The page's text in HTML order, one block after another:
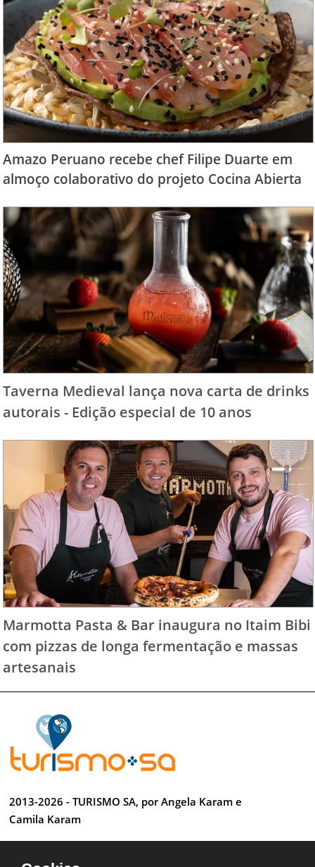
Amazo Peruano recebe chef Filipe Duarte em
almoço colaborativo do projeto Cocina Abierta
Taverna Medieval lança nova carta de drinks
autorais - Edição especial de 10 anos
Marmotta Pasta & Bar inaugura no Itaim Bibi
com pizzas de longa fermentação e massas
artesanais
2013-2026 - TURISMO SA, por Angela Karam e
Camila Karam